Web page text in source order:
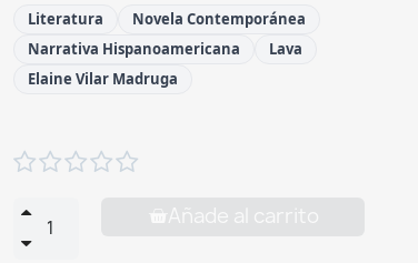
Literatura
Novela Contemporánea
Narrativa Hispanoamericana
Lava
Elaine Vilar Madruga

Añade al carrito